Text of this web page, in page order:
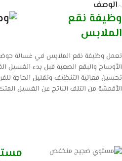
الوصف
وظيفة نقع
الملابس
الأوساخ والبقع الصعبة قبل بدء الغسيل
تحسين فعالية التنظيف وتقليل الحاجة
الأقمشة من التلف الناتج عن الغسيل